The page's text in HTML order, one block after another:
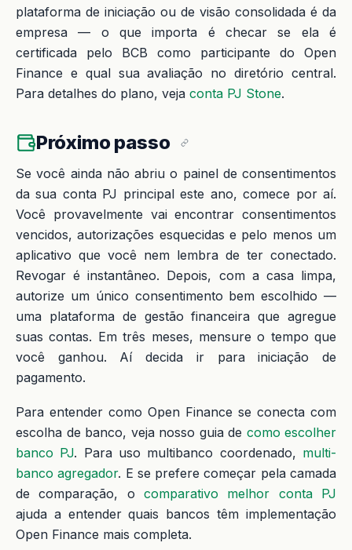
plataforma de iniciação ou de visão consolidada é da
empresa — o que importa é checar se ela é
certificada pelo BCB como participante do Open
Finance e qual sua avaliação no diretório central.
Para detalhes do plano, veja conta PJ Stone.
Próximo passo
Se você ainda não abriu o painel de consentimentos
da sua conta PJ principal este ano, comece por aí.
Você provavelmente vai encontrar consentimentos
vencidos, autorizações esquecidas e pelo menos um
aplicativo que você nem lembra de ter conectado.
Revogar é instantâneo. Depois, com a casa limpa,
autorize um único consentimento bem escolhido —
uma plataforma de gestão financeira que agregue
suas contas. Em três meses, mensure o tempo que
você ganhou. Aí decida ir para iniciação de
pagamento.
Para entender como Open Finance se conecta com
escolha de banco, veja nosso guia de como escolher
banco PJ. Para uso multibanco coordenado, multi-
banco agregador. E se prefere começar pela camada
de comparação, o comparativo melhor conta PJ
ajuda a entender quais bancos têm implementação
Open Finance mais completa.